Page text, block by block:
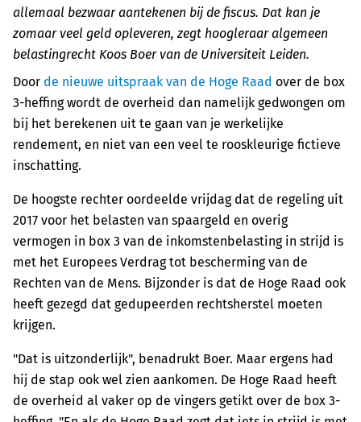
allemaal bezwaar aantekenen bij de fiscus. Dat kan je
zomaar veel geld opleveren, zegt hoogleraar algemeen
belastingrecht Koos Boer van de Universiteit Leiden.
Door de nieuwe uitspraak van de Hoge Raad over de box
3-heffing wordt de overheid dan namelijk gedwongen om
bij het berekenen uit te gaan van je werkelijke
rendement, en niet van een veel te rooskleurige fictieve
inschatting.
De hoogste rechter oordeelde vrijdag dat de regeling uit
2017 voor het belasten van spaargeld en overig
vermogen in box 3 van de inkomstenbelasting in strijd is
met het Europees Verdrag tot bescherming van de
Rechten van de Mens. Bijzonder is dat de Hoge Raad ook
heeft gezegd dat gedupeerden rechtsherstel moeten
krijgen.
"Dat is uitzonderlijk", benadrukt Boer. Maar ergens had
hij de stap ook wel zien aankomen. De Hoge Raad heeft
de overheid al vaker op de vingers getikt over de box 3-